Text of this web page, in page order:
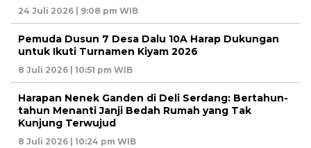
24 Juli 2026 | 9:08 pm WIB
Pemuda Dusun 7 Desa Dalu 10A Harap Dukungan
untuk Ikuti Turnamen Kiyam 2026
8 Juli 2026 | 10:51 pm WIB
Harapan Nenek Ganden di Deli Serdang: Bertahun-
tahun Menanti Janji Bedah Rumah yang Tak
Kunjung Terwujud
8 Juli 2026 | 10:24 pm WIB